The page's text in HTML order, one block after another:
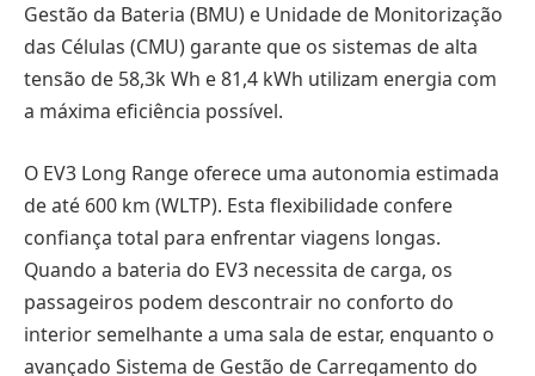
Gestão da Bateria (BMU) e Unidade de Monitorização
das Células (CMU) garante que os sistemas de alta
tensão de 58,3k Wh e 81,4 kWh utilizam energia com
a máxima eficiência possível.
O EV3 Long Range oferece uma autonomia estimada
de até 600 km (WLTP). Esta flexibilidade confere
confiança total para enfrentar viagens longas.
Quando a bateria do EV3 necessita de carga, os
passageiros podem descontrair no conforto do
interior semelhante a uma sala de estar, enquanto o
avançado Sistema de Gestão de Carregamento do